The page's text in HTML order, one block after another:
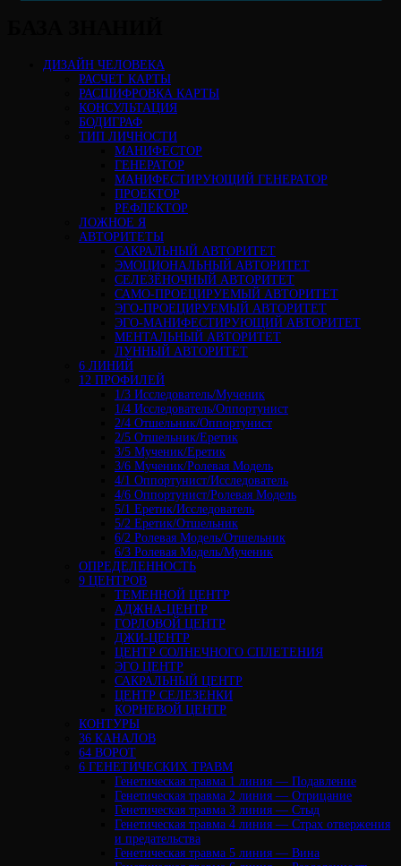
ДИЗАЙН ЧЕЛОВЕКА
РАСЧЕТ КАРТЫ
РАСШИФРОВКА КАРТЫ
КОНСУЛЬТАЦИЯ
БОДИГРАФ
ТИП ЛИЧНОСТИ
МАНИФЕСТОР
ГЕНЕРАТОР
МАНИФЕСТИРУЮЩИЙ ГЕНЕРАТОР
ПРОЕКТОР
РЕФЛЕКТОР
ЛОЖНОЕ Я
АВТОРИТЕТЫ
САКРАЛЬНЫЙ АВТОРИТЕТ
ЭМОЦИОНАЛЬНЫЙ АВТОРИТЕТ
СЕЛЕЗЁНОЧНЫЙ АВТОРИТЕТ
САМО-ПРОЕЦИРУЕМЫЙ АВТОРИТЕТ
ЭГО-ПРОЕЦИРУЕМЫЙ АВТОРИТЕТ
ЭГО-МАНИФЕСТИРУЮЩИЙ АВТОРИТЕТ
МЕНТАЛЬНЫЙ АВТОРИТЕТ
ЛУННЫЙ АВТОРИТЕТ
6 ЛИНИЙ
12 ПРОФИЛЕЙ
1/3 Исследователь/Мученик
1/4 Исследователь/Оппортунист
2/4 Отшельник/Оппортунист
2/5 Отшельник/Еретик
3/5 Мученик/Еретик
3/6 Мученик/Ролевая Модель
4/1 Оппортунист/Исследователь
4/6 Оппортунист/Ролевая Модель
5/1 Еретик/Исследователь
5/2 Еретик/Отшельник
6/2 Ролевая Модель/Отшельник
6/3 Ролевая Модель/Мученик
ОПРЕДЕЛЕННОСТЬ
9 ЦЕНТРОВ
ТЕМЕННОЙ ЦЕНТР
АДЖНА-ЦЕНТР
ГОРЛОВОЙ ЦЕНТР
ДЖИ-ЦЕНТР
ЦЕНТР СОЛНЕЧНОГО СПЛЕТЕНИЯ
ЭГО ЦЕНТР
САКРАЛЬНЫЙ ЦЕНТР
ЦЕНТР СЕЛЕЗЕНКИ
КОРНЕВОЙ ЦЕНТР
КОНТУРЫ
36 КАНАЛОВ
64 ВОРОТ
6 ГЕНЕТИЧЕСКИХ ТРАВМ
Генетическая травма 1 линия — Подавление
Генетическая травма 2 линия — Отрицание
Генетическая травма 3 линия — Стыд
Генетическая травма 4 линия — Страх отвержения
и предательства
Генетическая травма 5 линия — Вина